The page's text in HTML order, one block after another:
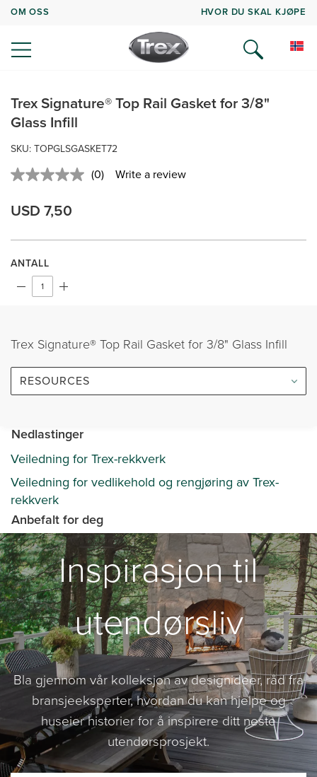
OM OSS HVOR DU SKAL KJØPE
Trex Signature® Top Rail Gasket for 3/8"
Glass Infill
SKU: TOPGLSGASKET72
No
link.
(0) Write a review
USD 7,50
ANTALL
Trex Signature® Top Rail Gasket for 3/8" Glass Infill
RESOURCES
Nedlastinger
Veiledning for Trex-rekkverk
Veiledning for vedlikehold og rengjøring av Trex-
rekkverk
Anbefalt for deg
Inspirasjon til
utendørsliv
Bla gjennom vår kolleksjon av designideer, råd fra
bransjeeksperter, hvordan du kan hjelpe og
huseier historier for å inspirere ditt neste
utendørsprosjekt.